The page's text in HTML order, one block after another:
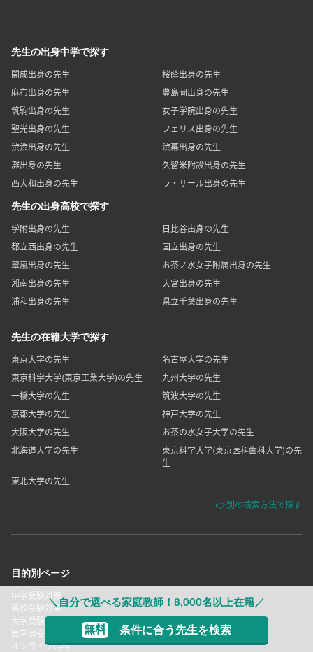
＼自分で選べる家庭教師！8,000名以上在籍／
無料 条件に合う先生を検索
先生の出身中学で探す
開成出身の先生
桜蔭出身の先生
麻布出身の先生
豊島岡出身の先生
筑駒出身の先生
女子学院出身の先生
聖光出身の先生
フェリス出身の先生
渋渋出身の先生
渋幕出身の先生
灘出身の先生
久留米附設出身の先生
西大和出身の先生
ラ・サール出身の先生
先生の出身高校で探す
学附出身の先生
日比谷出身の先生
都立西出身の先生
国立出身の先生
翠嵐出身の先生
お茶ノ水女子附属出身の先生
湘南出身の先生
大宮出身の先生
浦和出身の先生
県立千葉出身の先生
先生の在籍大学で探す
東京大学の先生
名古屋大学の先生
東京科学大学(東京工業大学)の先生
九州大学の先生
一橋大学の先生
筑波大学の先生
京都大学の先生
神戸大学の先生
大阪大学の先生
お茶の水女子大学の先生
北海道大学の先生
東京科学大学(東京医科歯科大学)の先
生
東北大学の先生
👉別の検索方法で探す
目的別ページ
中学受験対策
高校受験対策
大学受験対策
医学部受験対策
オンライン指導